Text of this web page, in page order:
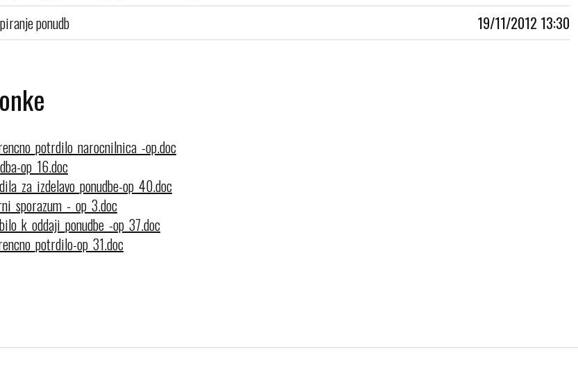
ponudb
19/11/2012 13:30
op.doc
op_16.doc
op_40.doc
_op_3.doc
op_37.doc
op_31.doc